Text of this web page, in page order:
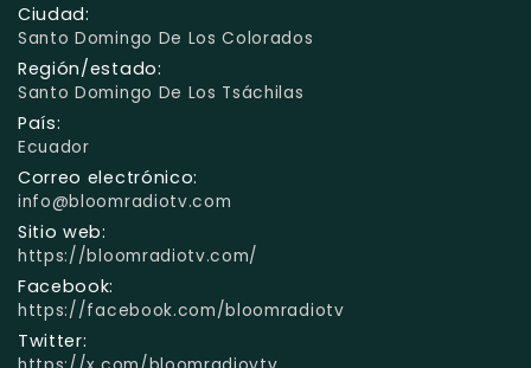
Ciudad:
Santo Domingo De Los Colorados
Región/estado:
Santo Domingo De Los Tsáchilas
País:
Ecuador
Correo electrónico:
info@bloomradiotv.com
Sitio web:
https://bloomradiotv.com/
Facebook:
https://facebook.com/bloomradiotv
Twitter: